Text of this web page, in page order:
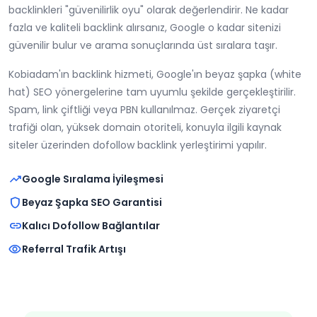
backlinkleri "güvenilirlik oyu" olarak değerlendirir. Ne kadar
fazla ve kaliteli backlink alırsanız, Google o kadar sitenizi
güvenilir bulur ve arama sonuçlarında üst sıralara taşır.
Kobiadam'ın backlink hizmeti, Google'ın beyaz şapka (white
hat) SEO yönergelerine tam uyumlu şekilde gerçekleştirilir.
Spam, link çiftliği veya PBN kullanılmaz. Gerçek ziyaretçi
trafiği olan, yüksek domain otoriteli, konuyla ilgili kaynak
siteler üzerinden dofollow backlink yerleştirimi yapılır.
trending_upGoogle Sıralama İyileşmesi
shield Beyaz Şapka SEO Garantisi
linkKalıcı Dofollow Bağlantılar
visibilityReferral Trafik Artışı